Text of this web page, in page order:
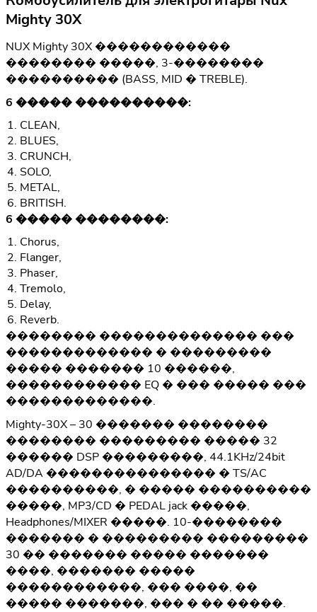
Mighty 30X
NUX Mighty 30X ������������
�������� �����, 3-��������
���������� (BASS, MID � TREBLE).
6 ����� ����������:
CLEAN,
BLUES,
CRUNCH,
SOLO,
METAL,
BRITISH.
6 ����� ��������:
Chorus,
Flanger,
Phaser,
Tremolo,
Delay,
Reverb.
�������� �������������� ���
������������� � ���������
����� ������� 10 ������,
������������ EQ � ��� ����� ���
�������������.
Mighty-30X – 30 ������� ��������
�������� ��������� ����� 32
������ DSP ���������, 44.1KHz/24bit
AD/DA ��������������� � TS/AC
����������, � ����� ����������
�����, MP3/CD � PEDAL jack �����,
Headphones/MIXER �����. 10-��������
������� � ��������� ���������
30 �� ������� ����� �������
����, ������� �����
������������, ��� ����, ��
����� �������, ��� � �� �����.